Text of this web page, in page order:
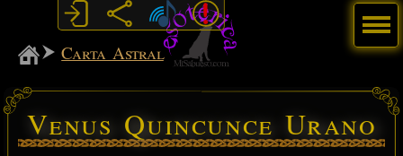
MiSabueso
Carta Astral
Venus Quincunce Urano
Menú